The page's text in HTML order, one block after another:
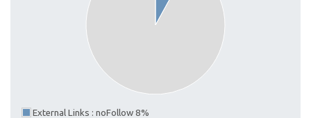
External Links : noFollow 8%